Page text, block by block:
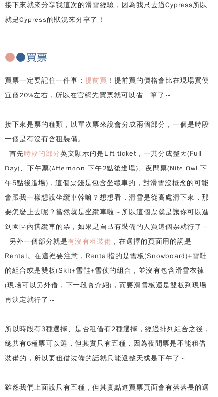
接下來就來分享我這次的滑雪經驗，因為我只去過Cypress所以
就是Cypress的狀況來分享了！
●●買票
買票一定要記住一件事： 提前買 ！提前買的價格會比在現場買便
宜個20%左右，所以在官網先買票就可以省一筆了～
接下來是票的種類，以單次票來說會分成兩個部分，一個是時段
一個是有沒有含租裝備。
首先時段的部分英文顯示的是Lift ticket，一共分成整天(Full
Day)、下午票(Afternoon 下午2點後進場)、夜間票(Nite Owl 下
午5點後進場)，這個票錢是包含坐纜車的，對滑雪沒概念的可能
會跟我一樣想說坐纜車幹嘛？想想看，滑雪是從高處滑下來，那
要怎麼上去呢？當然就是坐纜車啦～所以這個票就是讓你可以進
到園區內搭纜車的票，如果是自己有裝備的人買這個票就行了～
另外一個部分就是有沒有租裝備 ，在選擇的頁面用的詞是
Rental。在這裡要注意，Rental指的是雪板(Snowboard)+雪鞋
的組合或是雙板(Ski)+雪鞋+雪仗的組合，並沒有包含滑雪衣褲
(現場可以另外借，下一段會介紹)，而要滑雪板還是雙板到現場
再決定就行了～
所以時段有3種選擇、是否租借有2種選擇，經過排列組合之後，
總共有6種票可以選，但其實只有五種，因為夜間票是不能租借
裝備的，所以要租借裝備的話就只能選整天或是下午了～
雖然我們上面說只有五種，但其實點進買票頁面會有落落長的選